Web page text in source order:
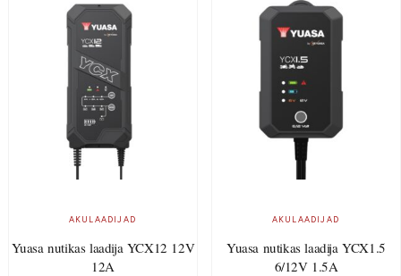
AKULAADIJAD
Yuasa nutikas laadija YCX12 12V
12A
AKULAADIJAD
Yuasa nutikas laadija YCX1.5
6/12V 1.5A